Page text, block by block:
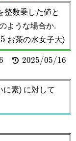
整数乗した値と
ような場合か.
5 お茶の水女子大)
2025/05/16
2025/05/16
に素) に対して